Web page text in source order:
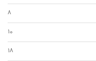
8
10
18